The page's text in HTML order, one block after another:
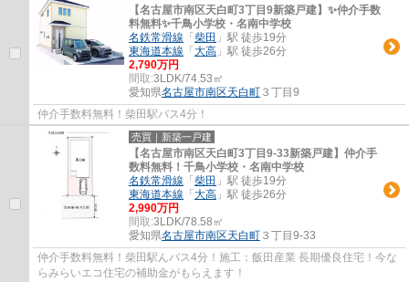
【名古屋市南区天白町3丁目9新築戸建】✨️仲介手数
料無料✨️千鳥小学校・名南中学校
名鉄常滑線 「 柴田 」駅 徒歩19分
東海道本線 「 大高 」駅 徒歩26分
2,790万円
間取:3LDK/74.53㎡
愛知県名古屋市南区天白町 ３丁目9
仲介手数料無料！柴田駅バス4分！
売買｜新築一戸建
【名古屋市南区天白町3丁目9-33新築戸建】仲介手
数料無料！千鳥小学校・名南中学校
名鉄常滑線 「 柴田 」駅 徒歩19分
東海道本線 「 大高 」駅 徒歩26分
2,990万円
間取:3LDK/78.58㎡
愛知県名古屋市南区天白町 ３丁目9-33
仲介手数料無料！柴田駅んバス4分！施工：飯田産業 長期優良住宅！今な
らみらいエコ住宅の補助金がもらえます！